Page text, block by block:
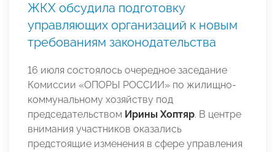
ЖКХ обсудила подготовку
управляющих организаций к новым
требованиям законодательства
16 июля состоялось очередное заседание
Комиссии «ОПОРЫ РОССИИ» по жилищно-
коммунальному хозяйству под
председательством Ирины Хоптяр. В центре
внимания участников оказались
предстоящие изменения в сфере управления